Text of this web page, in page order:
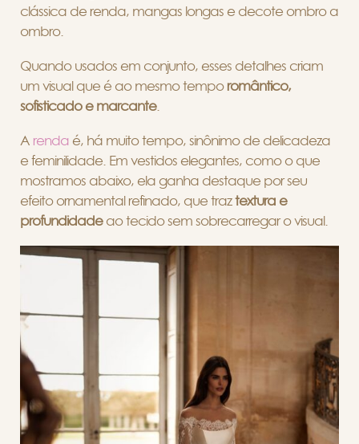
clássica de renda, mangas longas e decote ombro a
ombro.
Quando usados em conjunto, esses detalhes criam
um visual que é ao mesmo tempo romântico,
sofisticado e marcante.
A renda é, há muito tempo, sinônimo de delicadeza
e feminilidade. Em vestidos elegantes, como o que
mostramos abaixo, ela ganha destaque por seu
efeito ornamental refinado, que traztextura e
profundidadeao tecido sem sobrecarregar o visual.